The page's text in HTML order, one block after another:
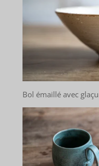
Bol émaillé avec